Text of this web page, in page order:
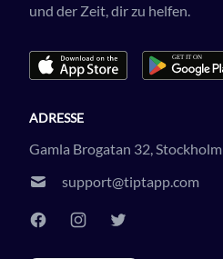
und der Zeit, dir zu helfen.
ADRESSE
Gamla Brogatan 32, Stockholm
support@tiptapp.com